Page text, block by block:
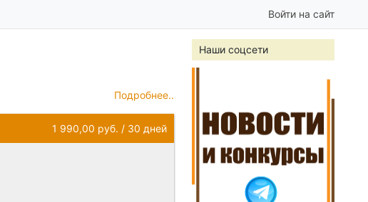
Войти на сайт
Подробнее..
1 990,00 руб. / 30 дней
Наши соцсети